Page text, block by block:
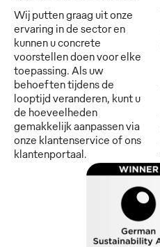
Wij putten graag uit onze
ervaring in de sector en
kunnen u concrete
voorstellen doen voor elke
toepassing. Als uw
behoeften tijdens de
looptijd veranderen, kunt u
de hoeveelheden
gemakkelijk aanpassen via
onze klantenservice of ons
klantenportaal.